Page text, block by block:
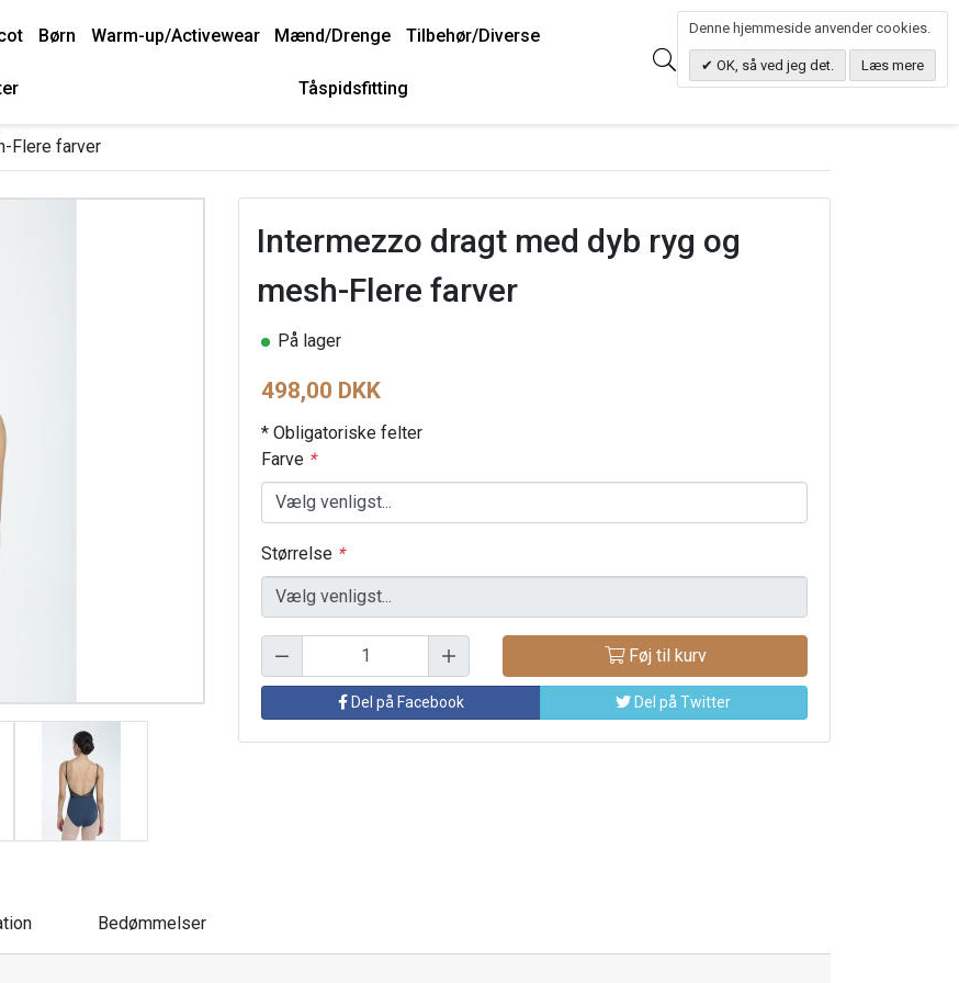
Børn Warm-up/Activewear Mænd/Drenge Tilbehør/Diverse
Tåspidsfitting
Søg 0.00 DKK
Flere farver
Intermezzo dragt med dyb ryg og
mesh-Flere farver
På lager
498,00 DKK
* Obligatoriske felter
Farve *
Størrelse *
Føj til kurv
Del på Facebook Del på Twitter
Bedømmelser
Denne hjemmeside anvender cookies.
OK, så ved jeg det. Læs mere